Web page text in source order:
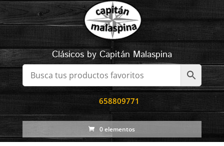
Clásicos by Capitán Malaspina
658809771
0 elementos